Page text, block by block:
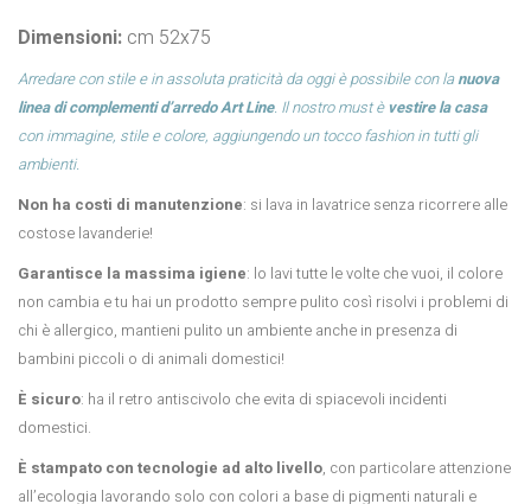
Dimensioni: cm 52x75
Arredare con stile e in assoluta praticità da oggi è possibile con lanuova
linea di complementi d’arredo Art Line. Il nostro must è vestire la casa
con immagine, stile e colore, aggiungendo un tocco fashion in tutti gli
ambienti.
Non ha costi di manutenzione: si lava in lavatrice senza ricorrere alle
costose lavanderie!
Garantisce la massima igiene: lo lavi tutte le volte che vuoi, il colore
non cambia e tu hai un prodotto sempre pulito così risolvi i problemi di
chi è allergico, mantieni pulito un ambiente anche in presenza di
bambini piccoli o di animali domestici!
È sicuro: ha il retro antiscivolo che evita di spiacevoli incidenti
domestici.
È stampato con tecnologie ad alto livello, con particolare attenzione
all’ecologia lavorando solo con colori a base di pigmenti naturali e